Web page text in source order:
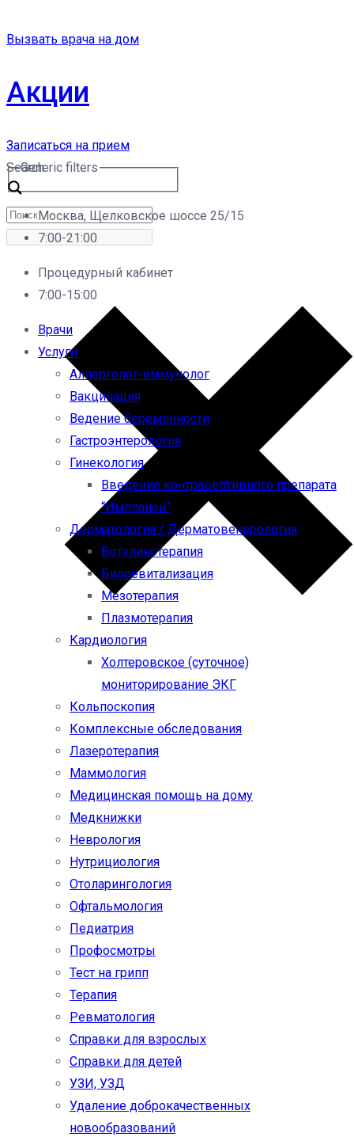
Вызвать врача на дом
Акции
Записаться на прием
Search
Generic filters
Москва, Щелковское шоссе 25/15
7:00-21:00
Процедурный кабинет
7:00-15:00
Врачи
Услуги
Аллерголог-иммунолог
Вакцинация
Ведение беременности
Гастроэнтерология
Гинекология
Введение контрацептивного препарата
“Импланон”
Дерматология / Дерматовенерология
Ботулинотерапия
Биоревитализация
Мезотерапия
Плазмотерапия
Кардиология
Холтеровское (суточное)
мониторирование ЭКГ
Кольпоскопия
Комплексные обследования
Лазеротерапия
Маммология
Медицинская помощь на дому
Медкнижки
Неврология
Нутрициология
Отоларингология
Офтальмология
Педиатрия
Профосмотры
Тест на грипп
Терапия
Ревматология
Справки для взрослых
Справки для детей
УЗИ, УЗД
Удаление доброкачественных
новообразований